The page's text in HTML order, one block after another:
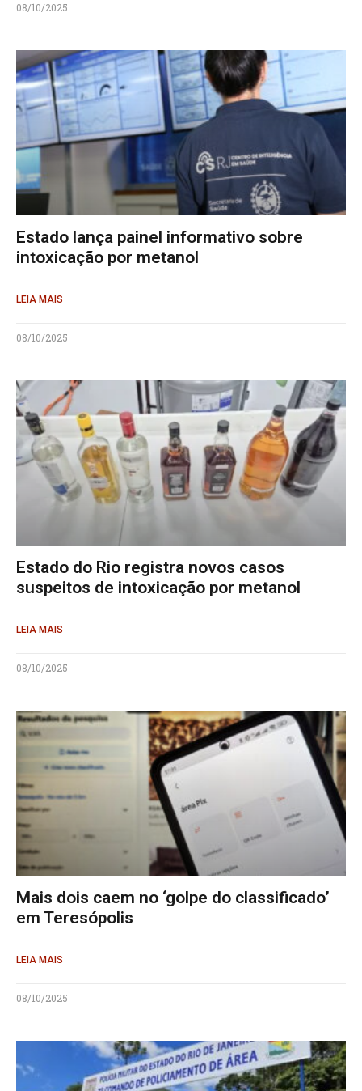
08/10/2025
Estado lança painel informativo sobre
intoxicação por metanol
LEIA MAIS
08/10/2025
Estado do Rio registra novos casos
suspeitos de intoxicação por metanol
LEIA MAIS
08/10/2025
Mais dois caem no ‘golpe do classificado’
em Teresópolis
LEIA MAIS
08/10/2025